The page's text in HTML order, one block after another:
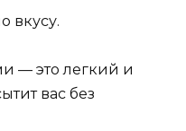
вкусу.
— это легкий и
вас без